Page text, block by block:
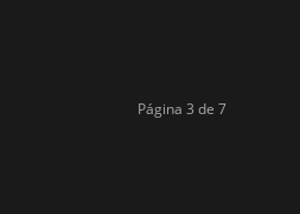
Página 3 de 7